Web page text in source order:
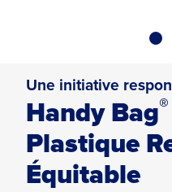
Une initiative
Handy Bag®
Plastique
Équitable